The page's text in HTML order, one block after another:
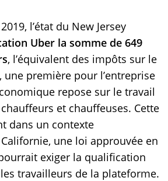
l’état du New Jersey
Uber la somme de 649
, l’équivalent des impôts sur le
une première pour l’entreprise
repose sur le travail
et chauffeuses. Cette
dans un contexte
une loi approuvée en
exiger la qualification
travailleurs de la plateforme.